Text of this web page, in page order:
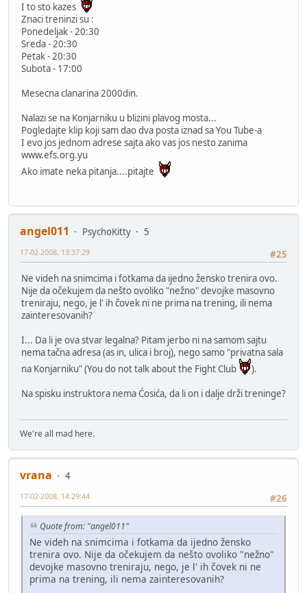
I to sto kazes
Znaci treninzi su :
Ponedeljak - 20:30
Sreda - 20:30
Petak - 20:30
Subota - 17:00
Mesecna clanarina 2000din.
Nalazi se na Konjarniku u blizini plavog mosta...
Pogledajte klip koji sam dao dva posta iznad sa You Tube-a
I evo jos jednom adrese sajta ako vas jos nesto zanima
www.efs.org.yu
Ako imate neka pitanja....pitajte
angel011 PsychoKitty
5
#25
17-02-2008, 13:37:29
Ne videh na snimcima i fotkama da ijedno žensko trenira ovo.
Nije da očekujem da nešto ovoliko "nežno" devojke masovno
treniraju, nego, je l' ih čovek ni ne prima na trening, ili nema
zainteresovanih?
I... Da li je ova stvar legalna? Pitam jerbo ni na samom sajtu
nema tačna adresa (as in, ulica i broj), nego samo "privatna sala
na Konjarniku" (You do not talk about the Fight Club
).
Na spisku instruktora nema Ćosića, da li on i dalje drži treninge?
We're all mad here.
vrana
4
#26
17-02-2008, 14:29:44
Quote from: "angel011"
Ne videh na snimcima i fotkama da ijedno žensko
trenira ovo. Nije da očekujem da nešto ovoliko "nežno"
devojke masovno treniraju, nego, je l' ih čovek ni ne
prima na trening, ili nema zainteresovanih?